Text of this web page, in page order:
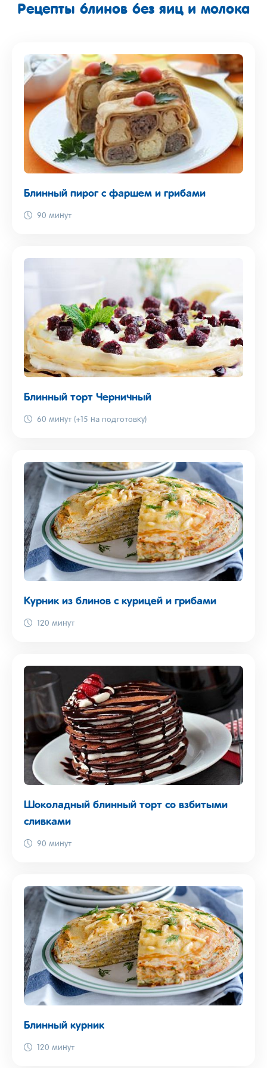
Рецепты блинов без яиц и молока
Блинный пирог с фаршем и грибами
90 минут
Блинный торт Черничный
60 минут (+15 на подготовку)
Курник из блинов с курицей и грибами
120 минут
Шоколадный блинный торт со взбитыми
сливками
90 минут
Блинный курник
120 минут